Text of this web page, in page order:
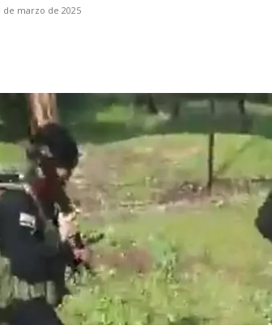
de marzo de 2025